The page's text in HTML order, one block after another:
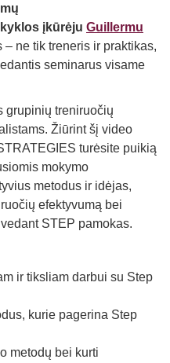
įkūrėju Guillermu
– ne tik treneris ir praktikas,
seminarus visame
grupinių treniruočių
Žiūrint šį video
turėsite puikią
mokymo
metodus ir idėjas,
efektyvumą bei
STEP pamokas.
ir tiksliam darbui su Step
kurie pagerina Step
metodų bei kurti